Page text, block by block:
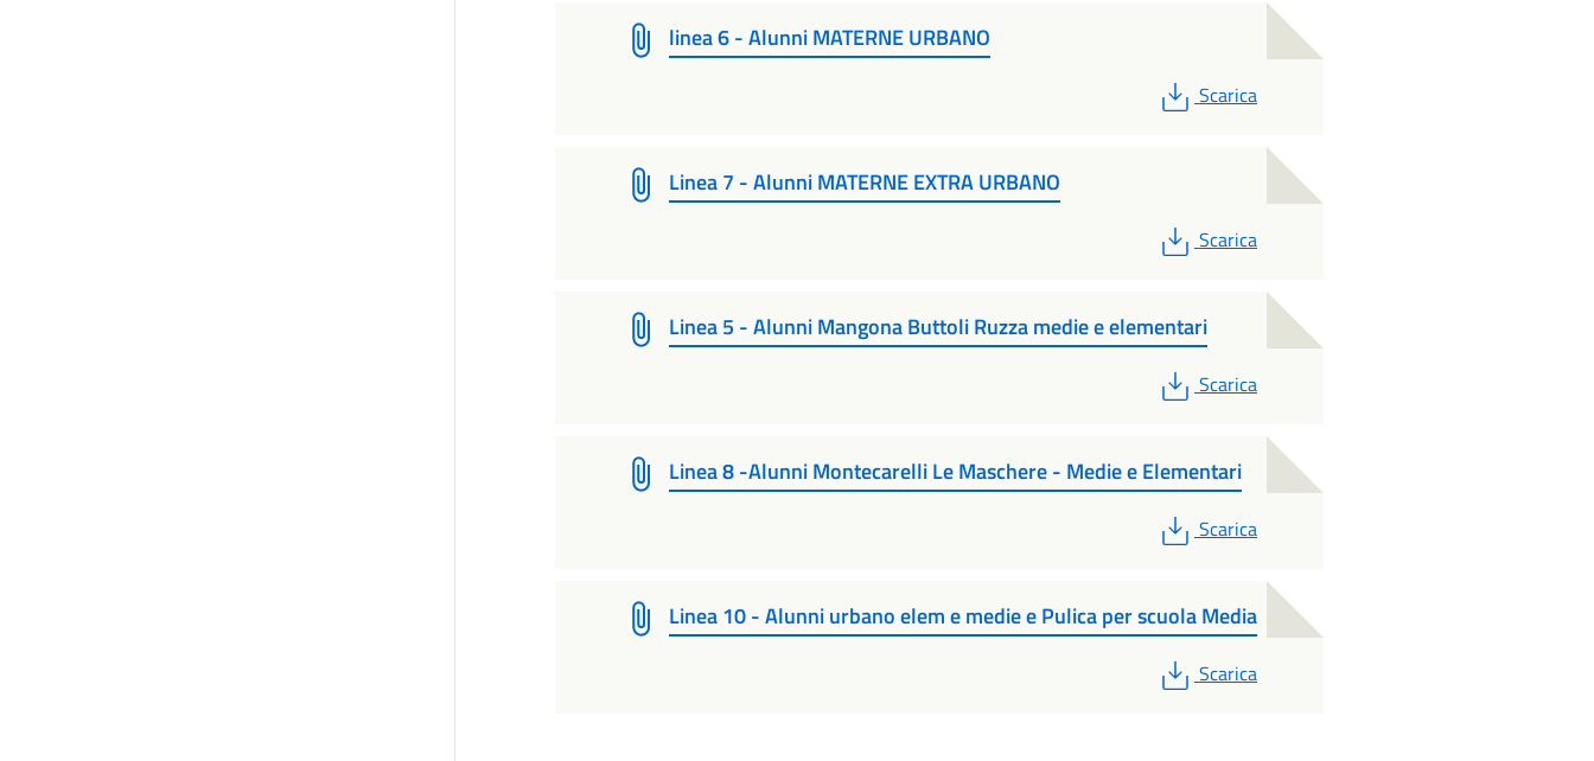
linea 6 - Alunni MATERNE URBANO
PDF
Scarica
Linea 7 - Alunni MATERNE EXTRA URBANO
PDF
Scarica
Linea 5 - Alunni Mangona Buttoli Ruzza medie e elementari
PDF
Scarica
Linea 8 -Alunni Montecarelli Le Maschere - Medie e Elementari
PDF
Scarica
Linea 10 - Alunni urbano elem e medie e Pulica per scuola Media
PDF
Scarica